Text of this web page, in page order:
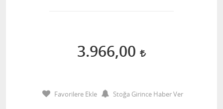
3.966,00
Favorilere Ekle Stoğa Girince Haber Ver